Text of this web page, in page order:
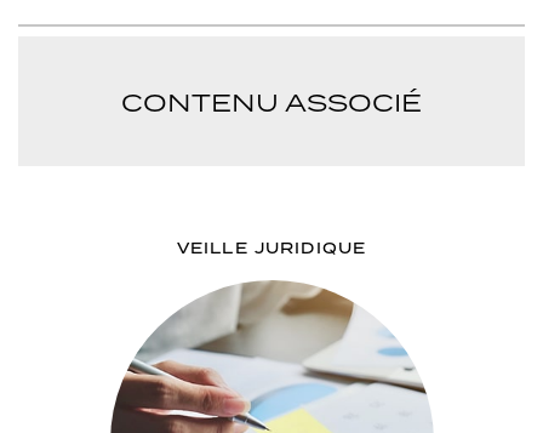
CONTENU ASSOCIÉ
VEILLE JURIDIQUE